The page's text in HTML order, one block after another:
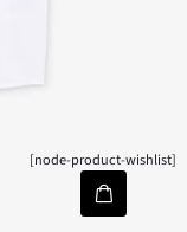
[node-product-wishlist]